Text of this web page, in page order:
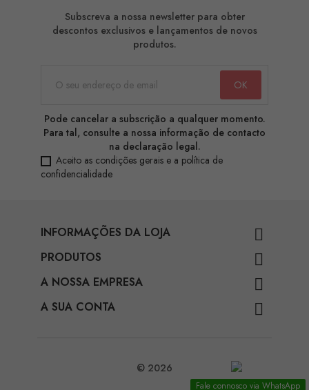
Subscreva a nossa newsletter para obter
descontos exclusivos e lançamentos de novos
produtos.
Pode cancelar a subscrição a qualquer momento.
Para tal, consulte a nossa informação de contacto
na declaração legal.
Aceito as condições gerais e a política de
confidencialidade
INFORMAÇÕES DA LOJA 
PRODUTOS 
A NOSSA EMPRESA 
A SUA CONTA 
Fale connosco via WhatsApp
© 2026